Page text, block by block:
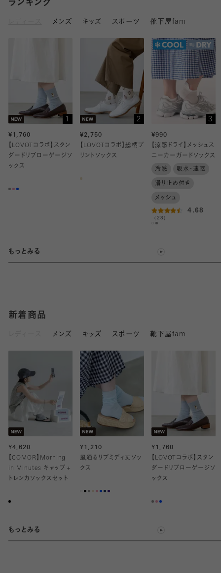
ランキング
メンズ キッズ スポーツ 靴下屋fam
1
¥1,760
【LOVOTコラボ】スタン
ダードリブローゲージソ
ックス
2
¥2,750
【LOVOTコラボ】総柄プ
リントソックス
3
¥990
【涼感ドライ】メッシュス
ニーカーガードソックス
冷感 吸水・速乾
滑り止め付き
メッシュ
4.68
（28）
もっとみる
新着商品
メンズ キッズ スポーツ 靴下屋fam
¥4,620
【COMOR】Morning
in Minutes キャップ＋
トレンカソックスセット
¥1,210
風通るリブミディ丈ソッ
クス
¥1,760
【LOVOTコラボ】スタン
ダードリブローゲージソ
ックス
もっとみる